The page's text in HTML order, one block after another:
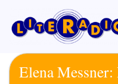
Inhalt
springen
Elena